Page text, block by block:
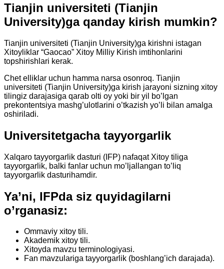
Tianjin universiteti (Tianjin
University)ga qanday kirish mumkin?
Tianjin universiteti (Tianjin University)ga kirishni istagan
Xitoyliklar “Gaocao” Xitoy Milliy Kirish imtihonlarini
topshirishlari kerak.
Chet elliklar uchun hamma narsa osonroq. Tianjin
universiteti (Tianjin University)ga kirish jarayoni sizning xitoy
tilingiz darajasiga qarab olti oy yoki bir yil bo’lgan
prekontentsiya mashg’ulotlarini o’tkazish yo’li bilan amalga
oshiriladi.
Universitetgacha tayyorgarlik
Xalqaro tayyorgarlik dasturi (IFP) nafaqat Xitoy tiliga
tayyorgarlik, balki fanlar uchun mo’ljallangan to’liq
tayyorgarlik dasturihamdir.
Ya’ni, IFPda siz quyidagilarni
o’rganasiz:
Ommaviy xitoy tili.
Akademik xitoy tili.
Xitoyda mavzu terminologiyasi.
Fan mavzulariga tayyorgarlik (boshlang’ich darajada).